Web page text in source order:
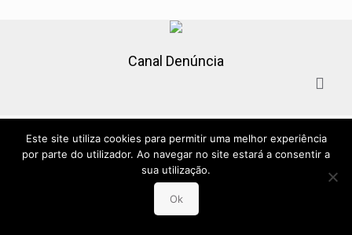
Canal Denúncia
Este site utiliza cookies para permitir uma melhor experiência
por parte do utilizador. Ao navegar no site estará a consentir a
sua utilização.
Ok